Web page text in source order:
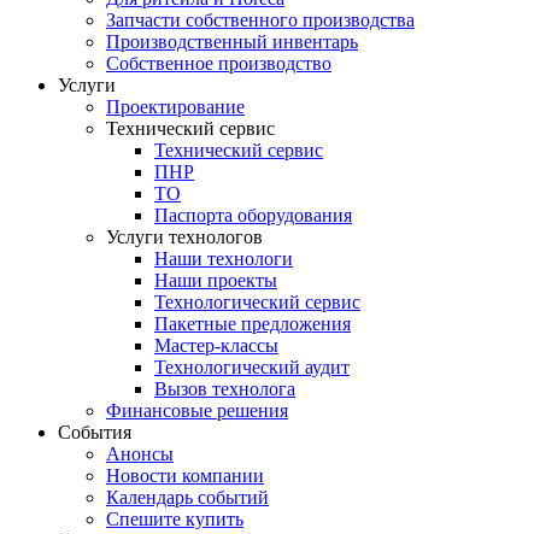
Запчасти собственного производства
Производственный инвентарь
Собственное производство
Услуги
Проектирование
Технический сервис
Технический сервис
ПНР
ТО
Паспорта оборудования
Услуги технологов
Наши технологи
Наши проекты
Технологический сервис
Пакетные предложения
Мастер-классы
Технологический аудит
Вызов технолога
Финансовые решения
События
Анонсы
Новости компании
Календарь событий
Спешите купить